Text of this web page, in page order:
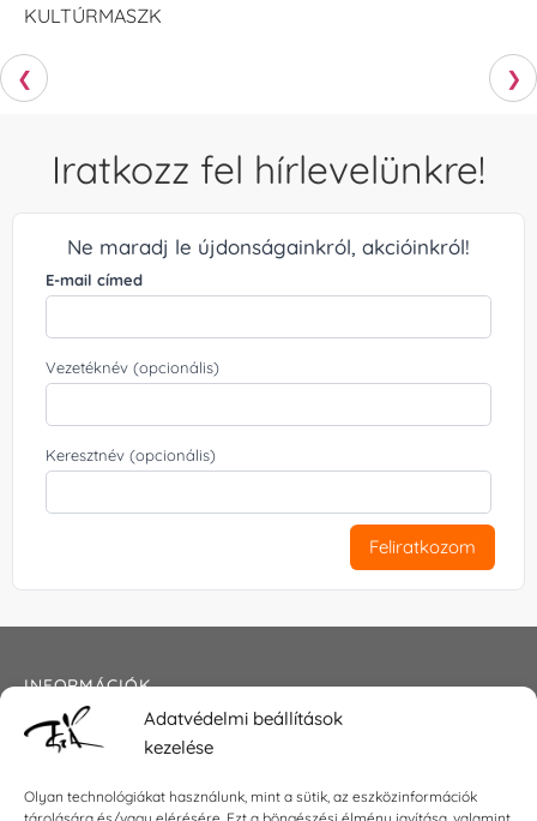
Adatvédelmi beállítások
kezelése
Olyan technológiákat használunk, mint a sütik, az eszközinformációk
KULTÚRMASZK
❮ ❯
Iratkozz fel hírlevelünkre!
Ne maradj le újdonságainkról, akcióinkról!
E-mail címed
Vezetéknév (opcionális)
Keresztnév (opcionális)
Feliratkozom
INFORMÁCIÓK
Általános szerződési feltételek
Impresszum